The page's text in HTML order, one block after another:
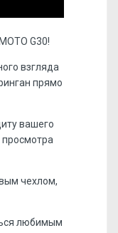
G30!
взгляда
прямо
вашего
чехлом,
любимым